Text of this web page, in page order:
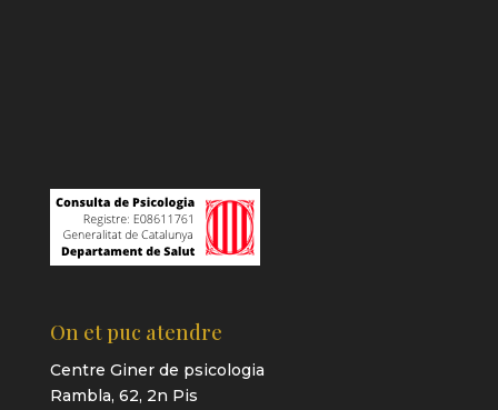
On et puc atendre
Centre Giner de psicologia
Rambla, 62, 2n Pis